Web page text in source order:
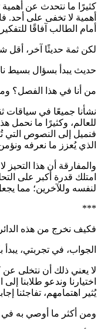
كثيرًا ما نتحدث عن
أهمية لا تخفى على أحد.
أمام الطالب آفاقًا
لكن ثمة حديثًا آخر، أقل
حديث يبدأ بسؤال بسيط
من أنا في هذا الفصل؟
نشأنا جميعًا في سياقات
للعالم، وكثيرًا ما نحمل
فنميل إلى النصوص التي
الذي يُعزز ما نعرفه
والمفارقة أن هذا التحيز
امتلك قدرة أكبر على
لنفسه وللآخرين؛ مما
***
فكيف نخرج من هذه
الجواب، في تجربتي، يبدأ
لا يعني ذلك أن نتخلى
اختيارنا وندعو طلابنا
يُثير اهتمامهم، تفاجئنا
ومن أكثر ما أوصي به في